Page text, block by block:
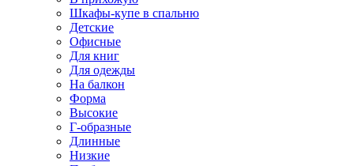
Шкафы-купе в спальню
Детские
Офисные
Для книг
Для одежды
На балкон
Форма
Высокие
Г-образные
Длинные
Низкие